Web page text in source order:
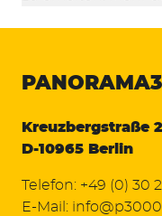
Kreuzbergstraße
D-10965 Berlin
Telefon: +49 (0) 30
E-Mail: